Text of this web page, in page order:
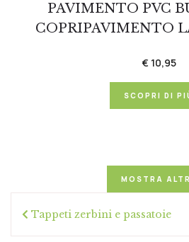
Tappeti zerbini e passatoie
PAVIMENTO PVC
COPRIPAVIMENTO
€ 10,95
SCOPRI DI
MOSTRA